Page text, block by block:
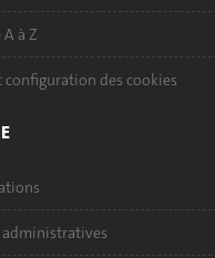
à Z
des cookies
administratives